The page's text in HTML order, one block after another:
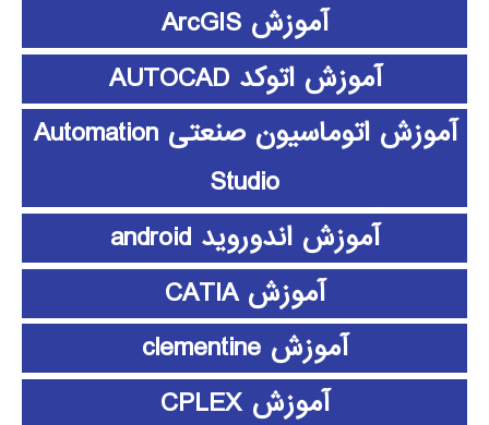
آموزش ArcGIS
آموزش اتوکد AUTOCAD
آموزش اتوماسیون صنعتی Automation
Studio
آموزش اندوروید android
آموزش CATIA
آموزش clementine
آموزش CPLEX